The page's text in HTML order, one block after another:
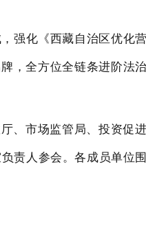
强化《西藏自治区优化
，全方位全链条进阶法
、市场监管局、投资促进
责人参会。各成员单位